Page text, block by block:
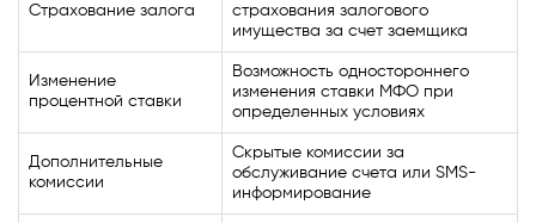
Страхование залога
страхования залогового
имущества за счет заемщика
Изменение
процентной ставки
Возможность одностороннего
изменения ставки МФО при
определенных условиях
Дополнительные
комиссии
Скрытые комиссии за
обслуживание счета или SMS-
информирование